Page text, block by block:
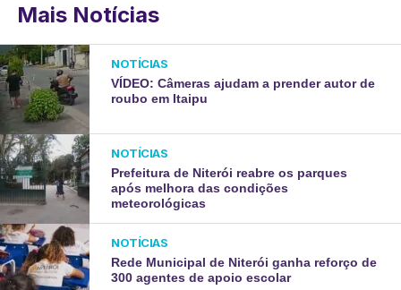
Mais Notícias
NOTÍCIAS
VÍDEO: Câmeras ajudam a prender autor de
roubo em Itaipu
NOTÍCIAS
Prefeitura de Niterói reabre os parques
após melhora das condições
meteorológicas
NOTÍCIAS
Rede Municipal de Niterói ganha reforço de
300 agentes de apoio escolar